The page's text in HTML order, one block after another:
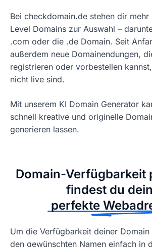
Bei checkdomain.de stehen dir
Level Domains zur Auswahl –
.com oder die .de Domain. Seit
außerdem neue Domainendungen,
registrieren oder vorbestellen
nicht live sind.
Mit unserem KI Domain Generator
schnell kreative und originelle
generieren lassen.
Domain-Verfügbarkeit
findest du
perfekte
Um die Verfügbarkeit deiner
den gewünschten Namen einfach in